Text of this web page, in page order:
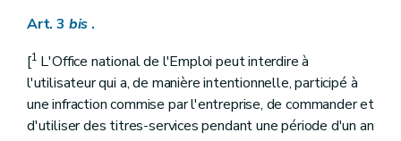
Art. 3 bis .
[1 L'Office national de l'Emploi peut interdire à
l'utilisateur qui a, de manière intentionnelle, participé à
une infraction commise par l'entreprise, de commander et
d'utiliser des titres-services pendant une période d'un an